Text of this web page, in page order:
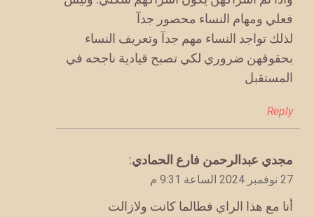
فعلي ومهام النساء محصور جدآ
لذلك تواجد النساء مهم جدآ وتعريف النساء
بحقوقهن ضروري لكي تصبح قيادية ناجحه في
المستقبل
Reply
يقول
مجدي عبدالرحمن فارع الحمادي:
27 نوفمبر 2024 الساعة 9:31 م
أنا مع هذا الراي فطالما كانت ولازالت